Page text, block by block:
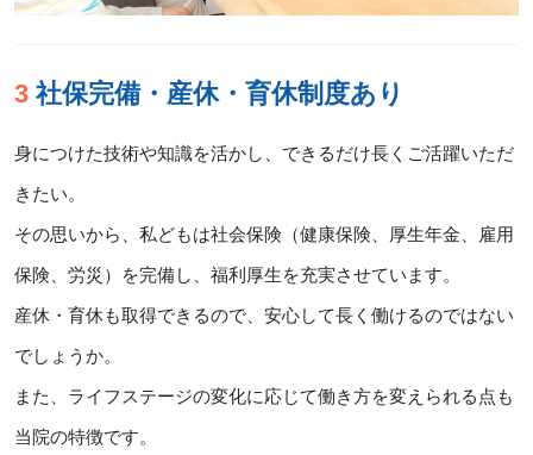
3 社保完備・産休・育休制度あり
身につけた技術や知識を活かし、できるだけ長くご活躍いただ
きたい。
その思いから、私どもは社会保険（健康保険、厚生年金、雇用
保険、労災）を完備し、福利厚生を充実させています。
産休・育休も取得できるので、安心して長く働けるのではない
でしょうか。
また、ライフステージの変化に応じて働き方を変えられる点も
当院の特徴です。